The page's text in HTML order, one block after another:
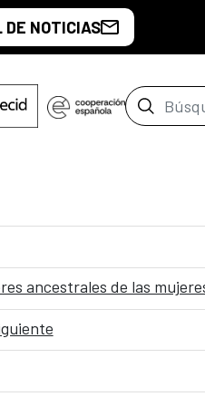
DE NOTICIAS
Barra
ancestrales de las